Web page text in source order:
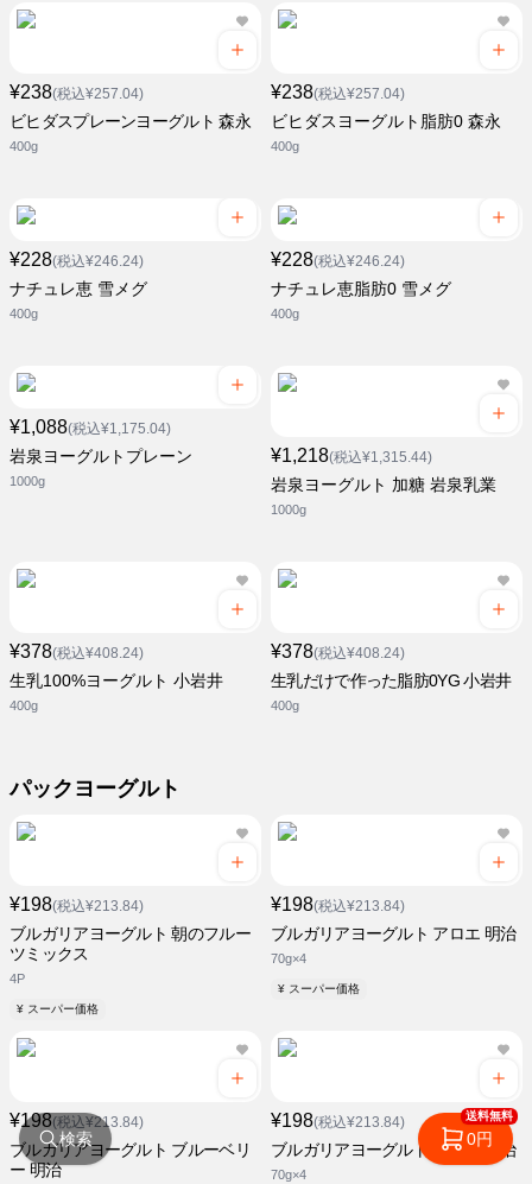
¥238(税込¥257.04)
ビヒダスプレーンヨーグルト 森永
400g
¥238(税込¥257.04)
ビヒダスヨーグルト脂肪0 森永
400g
¥228(税込¥246.24)
ナチュレ恵 雪メグ
400g
¥228(税込¥246.24)
ナチュレ恵脂肪0 雪メグ
400g
¥1,088(税込¥1,175.04)
岩泉ヨーグルトプレーン
1000g
¥1,218(税込¥1,315.44)
岩泉ヨーグルト 加糖 岩泉乳業
1000g
¥378(税込¥408.24)
生乳100%ヨーグルト 小岩井
400g
¥378(税込¥408.24)
生乳だけで作った脂肪0YG 小岩井
400g
パックヨーグルト
¥198(税込¥213.84)
ブルガリアヨーグルト 朝のフルー
ツミックス
4P
¥ スーパー価格
¥198(税込¥213.84)
ブルガリアヨーグルト アロエ 明治
70g×4
¥ スーパー価格
¥198(税込¥213.84)
ブルガリアヨーグルト ブルーベリ
ー 明治
¥198(税込¥213.84)
ブルガリアヨーグルト いちご 明治
70g×4
検索
送料無料
0円